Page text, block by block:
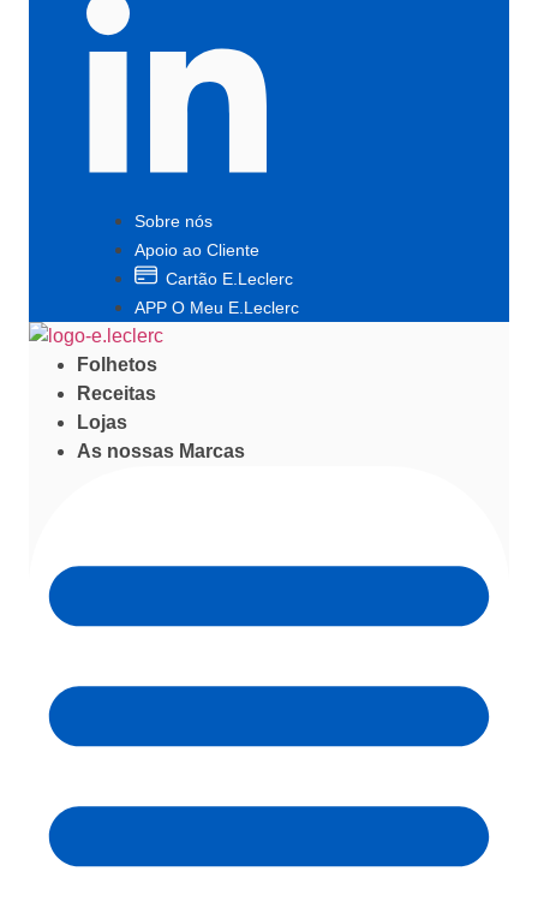
Sobre nós
Apoio ao Cliente
Cartão E.Leclerc
APP O Meu E.Leclerc
Folhetos
Receitas
Lojas
As nossas Marcas